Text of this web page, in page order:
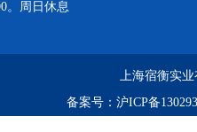
。周日休息
上海宿衡实
备案号： 沪ICP备